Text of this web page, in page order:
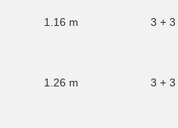
1.16 m 3 + 3
1.26 m 3 + 3